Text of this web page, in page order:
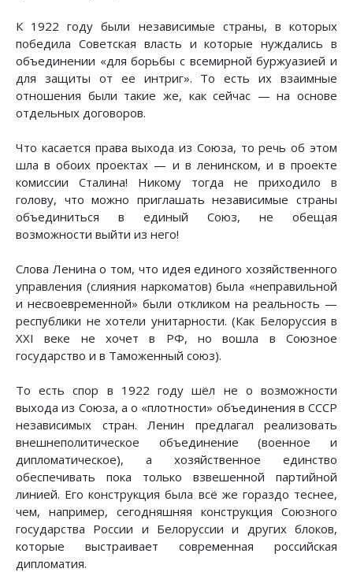
К 1922 году были независимые страны, в которых
победила Советская власть и которые нуждались в
объединении «для борьбы с всемирной буржуазией и
для защиты от ее интриг». То есть их взаимные
отношения были такие же, как сейчас — на основе
отдельных договоров.
Что касается права выхода из Союза, то речь об этом
шла в обоих проектах — и в ленинском, и в проекте
комиссии Сталина! Никому тогда не приходило в
голову, что можно приглашать независимые страны
объединиться в единый Союз, не обещая
возможности выйти из него!
Слова Ленина о том, что идея единого хозяйственного
управления (слияния наркоматов) была «неправильной
и несвоевременной» были откликом на реальность —
республики не хотели унитарности. (Как Белоруссия в
XXI веке не хочет в РФ, но вошла в Союзное
государство и в Таможенный союз).
То есть спор в 1922 году шёл не о возможности
выхода из Союза, а о «плотности» объединения в СССР
независимых стран. Ленин предлагал реализовать
внешнеполитическое объединение (военное и
дипломатическое), а хозяйственное единство
обеспечивать пока только взвешенной партийной
линией. Его конструкция была всё же гораздо теснее,
чем, например, сегодняшняя конструкция Союзного
государства России и Белоруссии и других блоков,
которые выстраивает современная российская
дипломатия.